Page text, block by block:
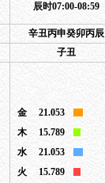
辰时07:00-08:59
辛丑丙申癸卯丙辰
子丑
金
21.053
木
15.789
水
21.053
火
15.789